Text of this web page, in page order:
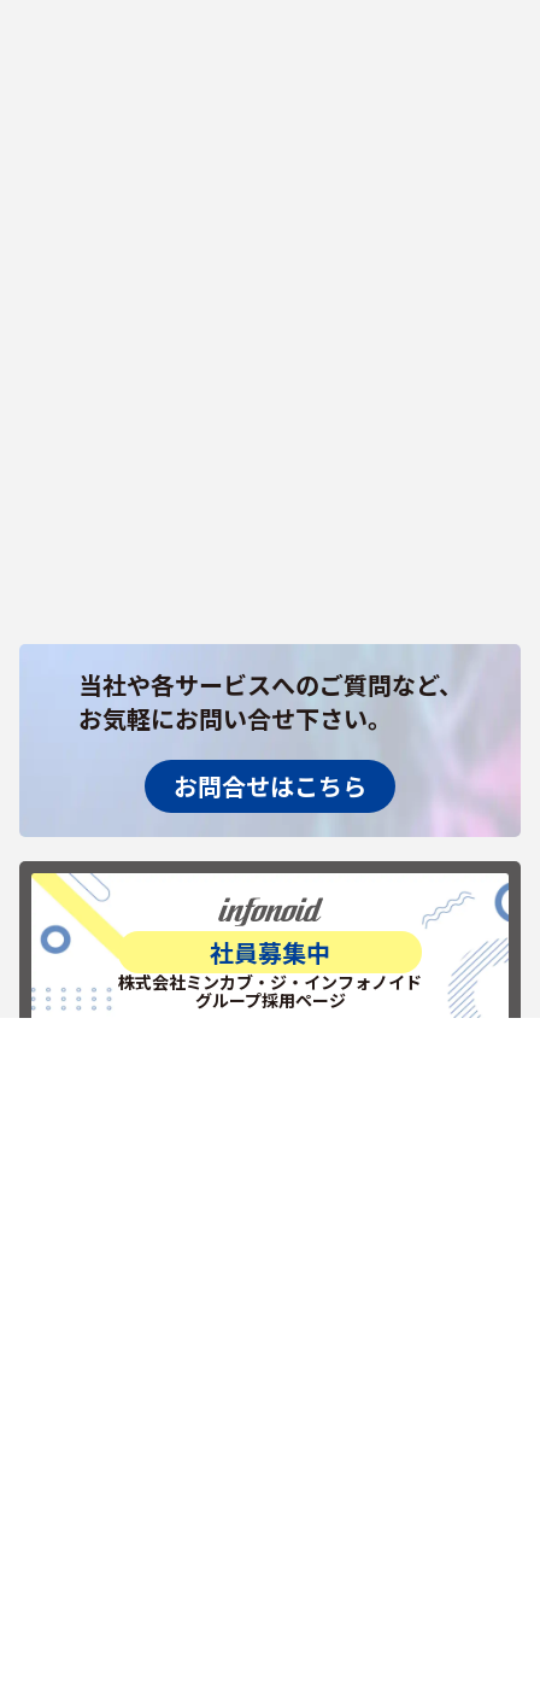
当社や各サービスへのご質問など、
お気軽にお問い合せ下さい。
お問合せはこちら
社員募集中
株式会社ミンカブ・ジ・インフォノイド
グループ採用ページ